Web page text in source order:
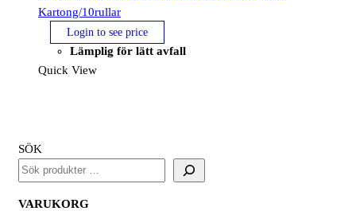
Kartong/10rullar
Login to see price
Lämplig för lätt avfall
Quick View
SÖK
VARUKORG